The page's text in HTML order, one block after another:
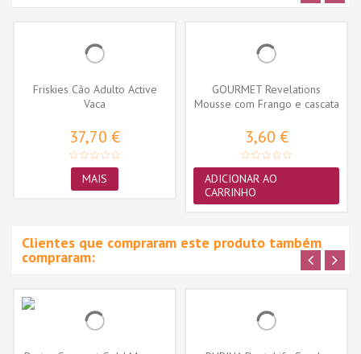
Friskies Cão Adulto Active
Vaca
37,70 €
MAIS
GOURMET Revelations
Mousse com Frango e cascata
3,60 €
ADICIONAR AO
CARRINHO
Clientes que compraram este produto também
compraram: